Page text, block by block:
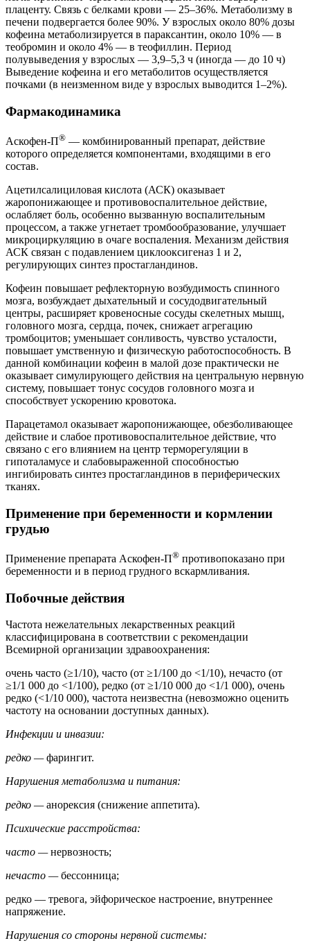
плаценту. Связь с белками крови — 25–36%. Метаболизму в
печени подвергается более 90%. У взрослых около 80% дозы
кофеина метаболизируется в параксантин, около 10% — в
теобромин и около 4% — в теофиллин. Период
полувыведения у взрослых — 3,9–5,3 ч (иногда — до 10 ч)
Выведение кофеина и его метаболитов осуществляется
почками (в неизменном виде у взрослых выводится 1–2%).
Фармакодинамика
Аскофен-П® — комбинированный препарат, действие
которого определяется компонентами, входящими в его
состав.
Ацетилсалициловая кислота (АСК) оказывает
жаропонижающее и противовоспалительное действие,
ослабляет боль, особенно вызванную воспалительным
процессом, а также угнетает тромбообразование, улучшает
микроциркуляцию в очаге воспаления. Механизм действия
АСК связан с подавлением циклооксигеназ 1 и 2,
регулирующих синтез простагландинов.
Кофеин повышает рефлекторную возбудимость спинного
мозга, возбуждает дыхательный и сосудодвигательный
центры, расширяет кровеносные сосуды скелетных мышц,
головного мозга, сердца, почек, снижает агрегацию
тромбоцитов; уменьшает сонливость, чувство усталости,
повышает умственную и физическую работоспособность. В
данной комбинации кофеин в малой дозе практически не
оказывает симулирующего действия на центральную нервную
систему, повышает тонус сосудов головного мозга и
способствует ускорению кровотока.
Парацетамол оказывает жаропонижающее, обезболивающее
действие и слабое противовоспалительное действие, что
связано с его влиянием на центр терморегуляции в
гипоталамусе и слабовыраженной способностью
ингибировать синтез простагландинов в периферических
тканях.
Применение при беременности и кормлении
грудью
Применение препарата Аскофен-П® противопоказано при
беременности и в период грудного вскармливания.
Побочные действия
Частота нежелательных лекарственных реакций
классифицирована в соответствии с рекомендации
Всемирной организации здравоохранения:
очень часто (≥1/10), часто (от ≥1/100 до <1/10), нечасто (от
≥1/1 000 до <1/100), редко (от ≥1/10 000 до <1/1 000), очень
редко (<1/10 000), частота неизвестна (невозможно оценить
частоту на основании доступных данных).
Инфекции и инвазии:
редко —фарингит.
Нарушения метаболизма и питания:
редко —анорексия (снижение аппетита).
Психические расстройства:
часто —нервозность;
нечасто —бессонница;
редко — тревога, эйфорическое настроение, внутреннее
напряжение.
Нарушения со стороны нервной системы: